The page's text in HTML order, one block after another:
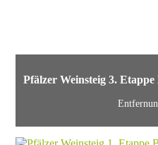
Pfälzer Weinsteig 3.